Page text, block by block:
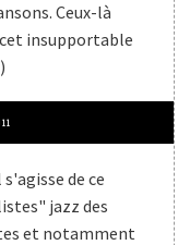
Ceux-là
insupportable
de ce
jazz des
et notamment